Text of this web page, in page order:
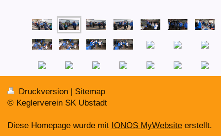
Druckversion | Sitemap
© Keglerverein SK Ubstadt
Diese Homepage wurde mit IONOS MyWebsite erstellt.